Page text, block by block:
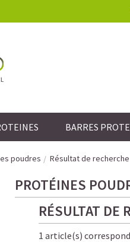
BARRES
poudres Résultat de recherche
PROTÉINES
RÉSULTAT DE
1 article(s)